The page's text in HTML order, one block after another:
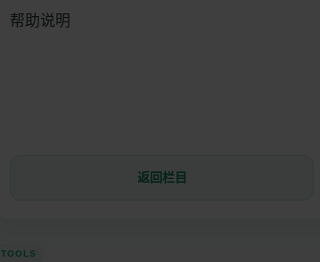
帮助说明
返回栏目
TOOLS